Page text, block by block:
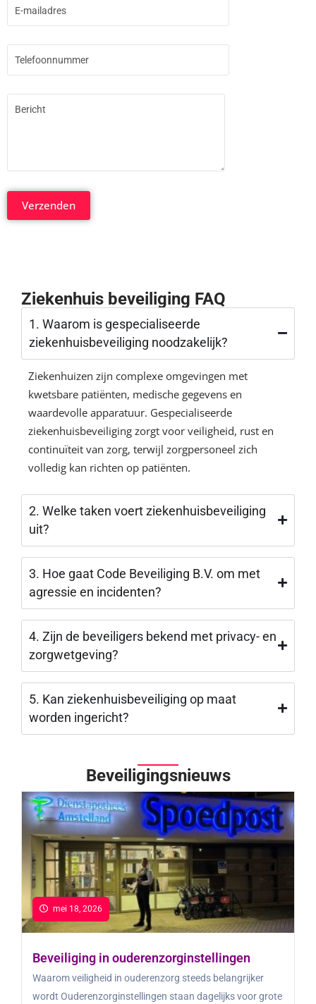
Ziekenhuis beveiliging FAQ
1. Waarom is gespecialiseerde
ziekenhuisbeveiliging noodzakelijk?
Ziekenhuizen zijn complexe omgevingen met
kwetsbare patiënten, medische gegevens en
waardevolle apparatuur. Gespecialiseerde
ziekenhuisbeveiliging zorgt voor veiligheid, rust en
continuïteit van zorg, terwijl zorgpersoneel zich
volledig kan richten op patiënten.
2. Welke taken voert ziekenhuisbeveiliging
uit?
3. Hoe gaat Code Beveiliging B.V. om met
agressie en incidenten?
4. Zijn de beveiligers bekend met privacy- en
zorgwetgeving?
5. Kan ziekenhuisbeveiliging op maat
worden ingericht?
Beveiligingsnieuws
Beveiliging in ouderenzorginstellingen
mei 18, 2026
Waarom veiligheid in ouderenzorg steeds belangrijker
wordt Ouderenzorginstellingen staan dagelijks voor grote